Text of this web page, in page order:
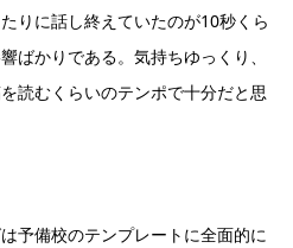
りに話し終えていたのが10秒くら
ばかりである。気持ちゆっくり、
読むくらいのテンポで十分だと思
予備校のテンプレートに全面的に